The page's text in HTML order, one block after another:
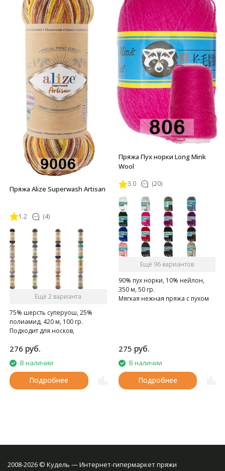
Пряжа Alize Superwash Artisan
1.2 (4)
Ещё 2 варианта
75% шерсть суперуош, 25%
полиамид, 420 м, 100 гр.
Подходит для носков,
шапок и т.д.
276 руб.
В наличии
Подробнее
Пряжа Пух норки Long Mink
Wool
3.0 (20)
Ещё 96 вариантов
90% пух норки, 10% нейлон,
350 м, 50 гр.
Мягкая нежная пряжа с пухом
275 руб.
В наличии
Подробнее
2008-2026 © Кудель — Интернет-гипермаркет пряжи